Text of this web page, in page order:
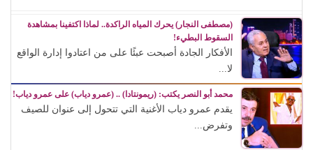
(مصطفى النجار) يحرك المياه الراكدة.. لماذا اكتفينا بمشاهدة
السقوط البطيء!
الأفكار الجادة أصبحت عبئًا على من اعتادوا إدارة الواقع
لا...
محمد أبو النصر يكتب: (ريمونتادا) .. (عمرو دياب) على عمرو دياب!
يقدم عمرو دياب الأغنية التي تتحول إلى عنوان للصيف
وتفرض...